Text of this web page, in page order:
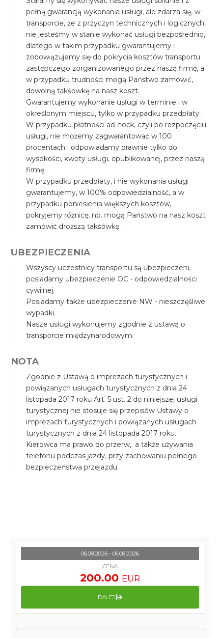
pełną gwarancją wykonania usługi, ale zdarza się, w
transporcie, że z przyczyn technicznych i logicznych,
nie jesteśmy w stanie wykonać usługi bezpośrednio,
dlatego w takim przypadku gwarantujemy i
zobowiązujemy się do pokrycia kosztów transportu
zastępczego zorganizowanego przez naszą firmę, a
w przypadku trudności mogą Państwo zamówić,
dowolną takśowkę na nasz koszt.
Gwarantujemy wykonanie usługi w terminie i w
określonym miejscu, tylko w przypadku przedpłaty.
W przypadku płatności ad-hock, czyli po rozpoczęciu
usługi, nie możemy zagwarantować w 100
procentach i odpowiadamy prawnie tylko do
wysokości, kwoty usługi, opublikowanej, przez naszą
firmę.
W przypadku przedpłaty, i nie wykonania usługi
gwarantujemy, w 100% odpowiedzialność, a w
przypadku poniesienia większych kosztów,
pokryjemy różnicę, np. mogą Państwo na nasz koszt
zamówić droższą takśówkę.
UBEZPIECZENIA
Wszyscy uczestnicy transportu są ubezpieczeni,
posiadamy ubezpieczenie OC - odpowiedzialności
cywilnej.
Posiadamy także ubezpieczenie NW - nieszczęśliwe
wypadki.
Nasze usługi wykonujemy zgodnie z ustawą o
transporcie międzynarodowym.
NOTA
Zgodnie z Ustawą o imprezach turystycznych i
powiązanych usługach turystycznych z dnia 24
listopada 2017 roku Art. 5 ust. 2 do niniejszej usługi
turystycznej nie stosuje się przepisów Ustawy o
imprezach turystycznych i powiązanych usługach
turystycznych z dnia 24 listopada 2017 roku.
Kierowca ma prawo do przerw, a także używania
telefonu podczas jazdy, przy zachowaniu pełnego
bezpieczeństwa przejazdu.
06.08.2026 - 06.08.2026
CENA
200.00 EUR
DALEJ